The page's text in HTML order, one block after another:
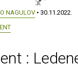
NAGULOV • 30.11.2022.
: